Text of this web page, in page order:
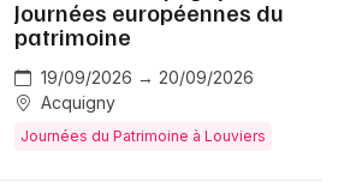
Journées européennes du
patrimoine
19/09/2026 → 20/09/2026
Acquigny
Journées du Patrimoine à Louviers